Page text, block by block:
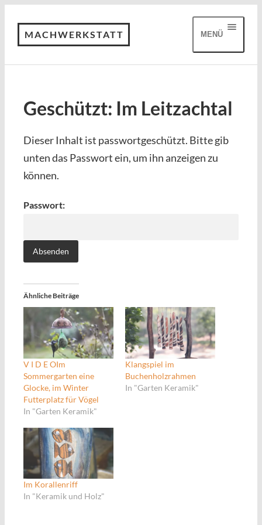
MACHWERKSTATT MENÜ
Geschützt: Im Leitzachtal
Dieser Inhalt ist passwortgeschützt. Bitte gib
unten das Passwort ein, um ihn anzeigen zu
können.
Passwort:
Ähnliche Beiträge
V I D E OIm
Sommergarten eine
Glocke, im Winter
Futterplatz für Vögel
In "Garten Keramik"
Klangspiel im
Buchenholzrahmen
In "Garten Keramik"
Im Korallenriff
In "Keramik und Holz"